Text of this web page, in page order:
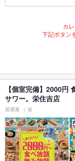
カ
下記ボタン
【個室完備】2000円
サワー。栄住吉店
居酒屋 栄